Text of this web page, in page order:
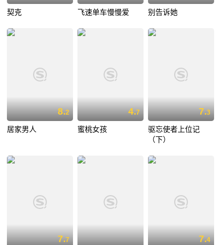
契克 飞速单车慢慢爱 别告诉她
8.2
居家男人
4.7
蜜桃女孩
7.3
驱忘使者上位记
（下）
7.7 7.4